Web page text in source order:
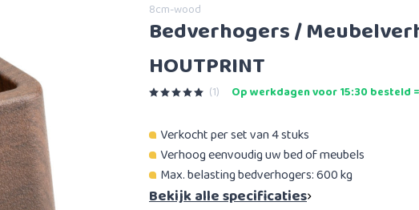
8cm-wood
Bedverhogers /
HOUTPRINT
(1) Op werkdagen voor 15:30 besteld
Verkocht per set van 4 stuks
Verhoog eenvoudig uw bed of meubels
Max. belasting bedverhogers: 600 kg
Bekijk alle specificaties